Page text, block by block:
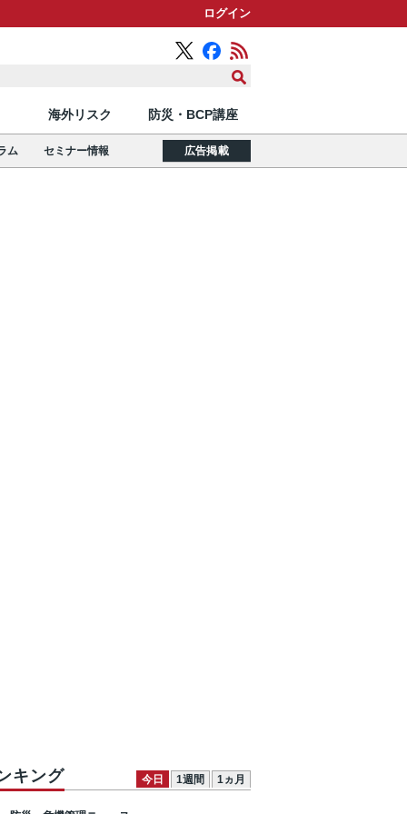
ログイン
海外リスク 防災・BCP講座
ム セミナー情報 広告掲載
キング 今日 1週間 1ヵ月